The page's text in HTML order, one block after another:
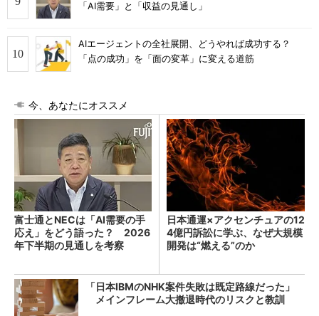
「AI需要」と「収益の見通し」
AIエージェントの全社展開、どうやれば成功する？
「点の成功」を「面の変革」に変える道筋
今、あなたにオススメ
富士通とNECは「AI需要の手
応え」をどう語った？ 2026
年下半期の見通しを考察
日本通運×アクセンチュアの12
4億円訴訟に学ぶ、なぜ大規模
開発は“燃える”のか
「日本IBMのNHK案件失敗は既定路線だった」
メインフレーム大撤退時代のリスクと教訓